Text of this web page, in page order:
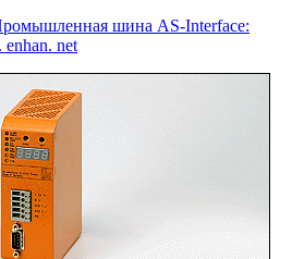
шина AS-Interface:
net